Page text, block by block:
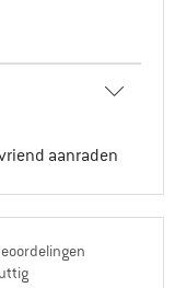
aanraden